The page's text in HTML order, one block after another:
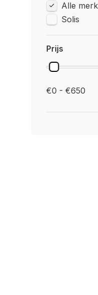
Alle
Solis
Prijs
€0 - €650